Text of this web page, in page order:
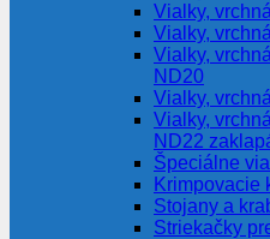
Vialky,
Vialky,
Vialky,
ND20
Vialky,
Vialky,
ND22
Špeciálne
Krimpovacie
Stojany a
Striekačky